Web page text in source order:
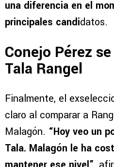
una diferencia en el
principales candidatos.
Conejo Pérez
Tala Rangel
Finalmente, el
claro al comparar a
Malagón. “Hoy veo un
Tala. Malagón le ha